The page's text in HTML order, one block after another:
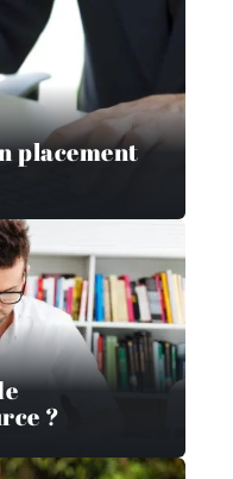
placement
?